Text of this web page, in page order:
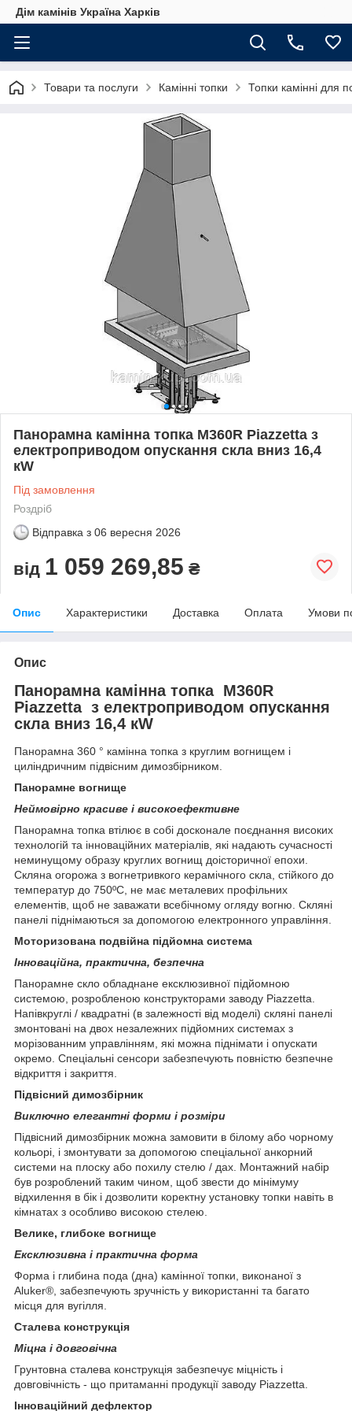
Дім камінів Україна Харків
Товари та послуги Камінні топки Топки камінні для
Панорамна камінна топка M360R Piazzetta з
електроприводом опускання скла вниз 16,4
кW
Під замовлення
Роздріб
Відправка з 06 вересня 2026
від 1 059 269,85 ₴
Опис Характеристики Доставка Оплата Умови
Опис
Панорамна камінна топка M360R
Piazzetta з електроприводом опускання
скла вниз 16,4 кW
Панорамна 360 ° камінна топка з круглим вогнищем і
циліндричним підвісним димозбірником.
Панорамне вогнище
Неймовірно красиве і високоефективне
Панорамна топка втілює в собі досконале поєднання високих
технологій та інноваційних матеріалів, які надають сучасності
неминущому образу круглих вогнищ доісторичної епохи.
Скляна огорожа з вогнетривкого керамічного скла, стійкого до
температур до 750ºС, не має металевих профільних
елементів, щоб не заважати всебічному огляду вогню. Скляні
панелі піднімаються за допомогою електронного управління.
Моторизована подвійна підйомна система
Інноваційна, практична, безпечна
Панорамне скло обладнане ексклюзивної підйомною
системою, розробленою конструкторами заводу Piazzetta.
Напівкруглі / квадратні (в залежності від моделі) скляні панелі
змонтовані на двох незалежних підйомних системах з
морізованним управлінням, які можна піднімати і опускати
окремо. Спеціальні сенсори забезпечують повністю безпечне
відкриття і закриття.
Підвісний димозбірник
Виключно елегантні форми і розміри
Підвісний димозбірник можна замовити в білому або чорному
кольорі, і змонтувати за допомогою спеціальної анкорний
системи на плоску або похилу стелю / дах. Монтажний набір
був розроблений таким чином, щоб звести до мінімуму
відхилення в бік і дозволити коректну установку топки навіть в
кімнатах з особливо високою стелею.
Велике, глибоке вогнище
Ексклюзивна і практична форма
Форма і глибина пода (дна) камінної топки, виконаної з
Aluker®, забезпечують зручність у використанні та багато
місця для вугілля.
Сталева конструкція
Міцна і довговічна
Грунтовна сталева конструкція забезпечує міцність і
довговічність - що притаманні продукції заводу Piazzetta.
Інноваційний дефлектор